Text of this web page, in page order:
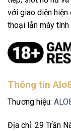
với giao diện
thoại lẫn máy
Thông tin
Thương hiệu:
Địa chỉ: 29 Trần